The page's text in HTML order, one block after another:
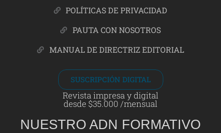
POLÍTICAS DE PRIVACIDAD
PAUTA CON NOSOTROS
MANUAL DE DIRECTRIZ EDITORIAL
SUSCRIPCIÓN DIGITAL
Revista impresa y digital
desde $35.000 /mensual
NUESTRO ADN FORMATIVO